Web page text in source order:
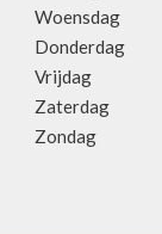
Woensdag
Donderdag
Vrijdag
Zaterdag
Zondag